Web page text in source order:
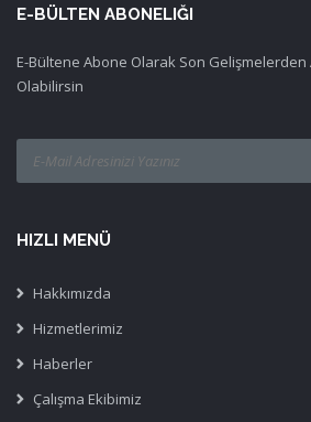
E-BÜLTEN ABONELIĞI
E-Bültene Abone Olarak Son
Olabilirsin
HIZLI MENÜ
Hakkımızda
Hizmetlerimiz
Haberler
Çalışma Ekibimiz